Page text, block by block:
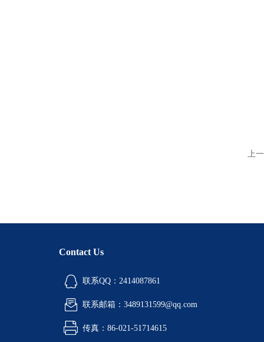
上
Contact Us
联系QQ：2414087861
联系邮箱：3489131599@qq.com
传真：86-021-51714615